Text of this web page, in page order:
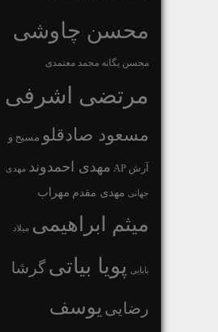
محسن چاوشی
محسن یگانه محمد معتمدی
مرتضی اشرفی
مسعود صادقلو مسیح و
آرش AP مهدی احمدوند مهدی
جهانی مهدی مقدم مهراب
میثم ابراهیمی میلاد
بابایی پویا بیاتیگرشا
رضایی یوسف